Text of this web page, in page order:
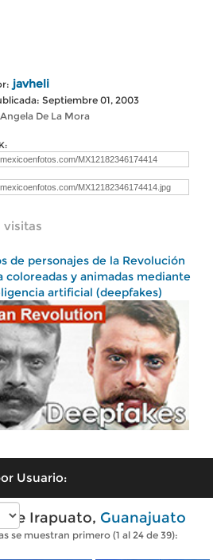
javheli
Septiembre 01, 2003
De La Mora
visitas
de personajes de la Revolución
coloreadas y animadas mediante
artificial (deepfakes)
Usuario:
de Irapuato, Guanajuato
se muestran primero (1 al 24 de 39):